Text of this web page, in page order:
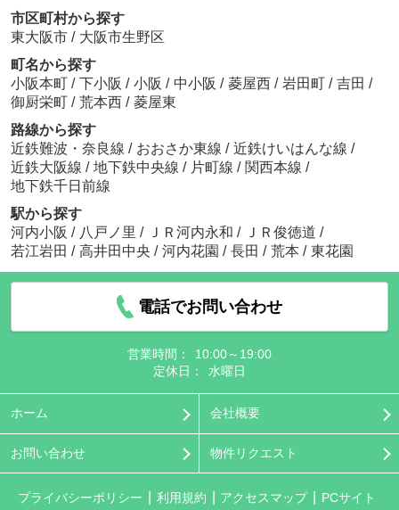
市区町村から探す
東大阪市 / 大阪市生野区
町名から探す
小阪本町 / 下小阪 / 小阪 / 中小阪 / 菱屋西 / 岩田町 / 吉田 /
御厨栄町 / 荒本西 / 菱屋東
路線から探す
近鉄難波・奈良線 / おおさか東線 / 近鉄けいはんな線 /
近鉄大阪線 / 地下鉄中央線 / 片町線 / 関西本線 /
地下鉄千日前線
駅から探す
河内小阪 / 八戸ノ里 / ＪＲ河内永和 / ＪＲ俊徳道 /
若江岩田 / 高井田中央 / 河内花園 / 長田 / 荒本 / 東花園
電話でお問い合わせ
営業時間：
10:00～19:00
定休日：
水曜日
ホーム 会社概要
お問い合わせ 物件リクエスト
プライバシーポリシー 利用規約 アクセスマップ
PCサイト